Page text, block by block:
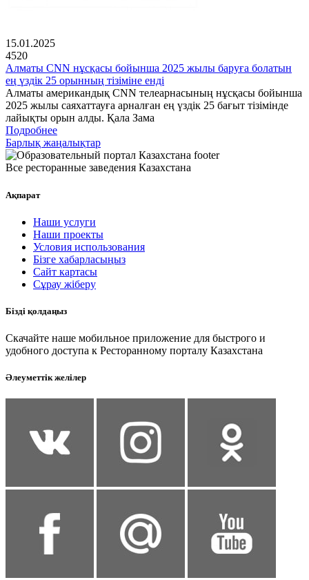
15.01.2025
4520
Алматы CNN нұсқасы бойынша 2025 жылы баруға болатын
ең үздік 25 орынның тізіміне енді
Алматы американдық CNN телеарнасының нұсқасы бойынша
2025 жылы саяхаттауға арналған ең үздік 25 бағыт тізімінде
лайықты орын алды. Қала Зама
Подробнее
Барлық жаңалықтар
Все ресторанные заведения Казахстана
Ақпарат
Наши услуги
Наши проекты
Условия использования
Бізге хабарласыңыз
Сайт картасы
Сұрау жіберу
Бізді қолдаңыз
Скачайте наше мобильное приложение для быстрого и
удобного доступа к Ресторанному порталу Казахстана
Әлеуметтік желілер